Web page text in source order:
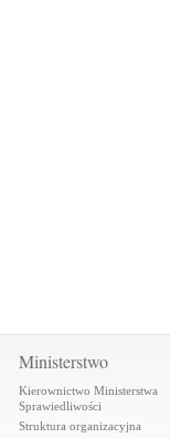
Ministerstwo
Kierownictwo Ministerstwa
Sprawiedliwości
Struktura organizacyjna